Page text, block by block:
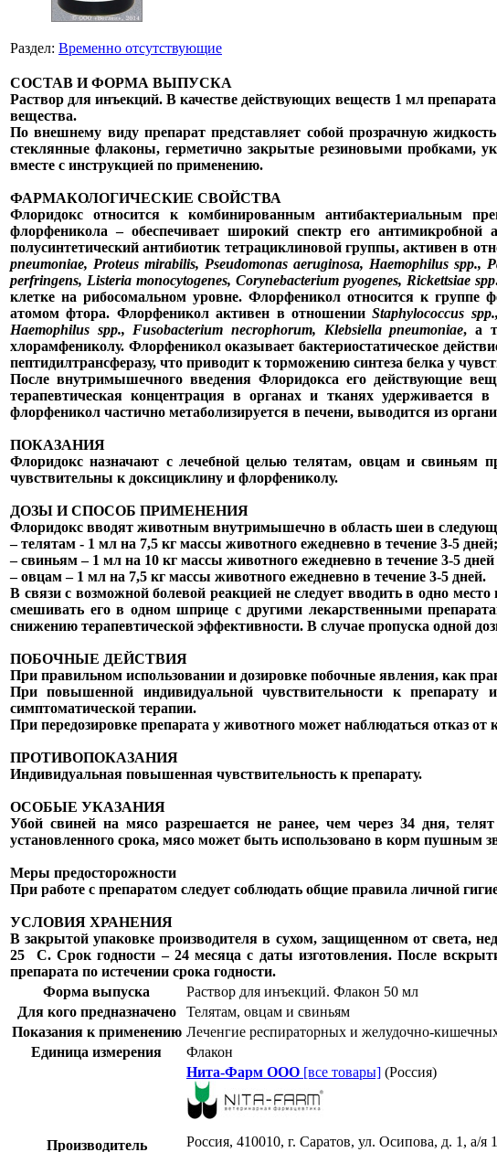
Раздел: Временно отсутствующие
СОСТАВ И ФОРМА ВЫПУСКА
Раствор для инъекций. В качестве действующих веществ 1 мл
вещества.
По внешнему виду препарат представляет собой прозрачную
стеклянные флаконы, герметично закрытые резиновыми пробками,
вместе с инструкцией по применению.
ФАРМАКОЛОГИЧЕСКИЕ СВОЙСТВА
Флоридокс относится к комбинированным антибактериальным
флорфеникола – обеспечивает широкий спектр его
полусинтетический антибиотик тетрациклиновой группы, активен в
pneumoniae, Proteus mirabilis, Pseudomonas aeruginosa, Haemophilus spp.,
perfringens, Listeria monocytogenes, Corynebacterium pyogenes, Rickettsiae spp
клетке на рибосомальном уровне. Флорфеникол относится к группе
атомом фтора. Флорфеникол активен в отношенииStaphylococcus
Haemophilus spp., Fusobacterium necrophorum, Klebsiella pneumoniae, а
хлорамфениколу. Флорфеникол оказывает бактериостатическое
пептидилтрансферазу, что приводит к торможению синтеза белка у
После внутримышечного введения Флоридокса его действующие
терапевтическая концентрация в органах и тканях удерживается
флорфеникол частично метаболизируется в печени, выводится из
ПОКАЗАНИЯ
Флоридокс назначают с лечебной целью телятам, овцам и свиньям
чувствительны к доксициклину и флорфениколу.
ДОЗЫ И СПОСОБ ПРИМЕНЕНИЯ
Флоридокс вводят животным внутримышечно в область шеи в
– телятам - 1 мл на 7,5 кг массы животного ежедневно в течение 3-5 дней;
– свиньям – 1 мл на 10 кг массы животного ежедневно в течение 3-5 дней
– овцам – 1 мл на 7,5 кг массы животного ежедневно в течение 3-5 дней.
В связи с возможной болевой реакцией не следует вводить в одно
смешивать его в одном шприце с другими лекарственными
снижению терапевтической эффективности. В случае пропуска одной
ПОБОЧНЫЕ ДЕЙСТВИЯ
При правильном использовании и дозировке побочные явления, как
При повышенной индивидуальной чувствительности к препарату
симптоматической терапии.
При передозировке препарата у животного может наблюдаться отказ
ПРОТИВОПОКАЗАНИЯ
Индивидуальная повышенная чувствительность к препарату.
ОСОБЫЕ УКАЗАНИЯ
Убой свиней на мясо разрешается не ранее, чем через 34 дня,
установленного срока, мясо может быть использовано в корм пушным
Меры предосторожности
При работе с препаратом следует соблюдать общие правила личной
УСЛОВИЯ ХРАНЕНИЯ
В закрытой упаковке производителя в сухом, защищенном от света,
25 С. Срок годности – 24 месяца с даты изготовления. После
препарата по истечении срока годности.
Форма выпуска
Раствор для инъекций. Флакон 50 мл
Для кого предназначено
Телятам, овцам и свиньям
Показания к применению Леченгие респираторных и желудочно-
Единица измерения
Флакон
Производитель
Нита-Фарм ООО [все товары] (Россия)
Россия, 410010, г. Саратов, ул. Осипова, д. 1, а/я